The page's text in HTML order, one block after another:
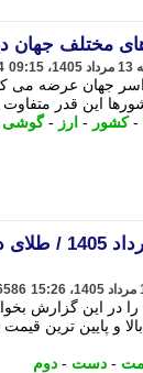
در سال 2026 (+
جهان عرضه می
این قدر
-کشور - ارز -گوشی
قیمت طلا امروز
قیمت طلا امروز دوشنبه 12 مرداد
تومان رسید. بالا و
- دست - دوم